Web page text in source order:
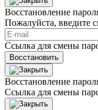
Восстановление
Пожалуйста, введите
Ссылка для смены
Восстановить
Восстановление
Ссылка для смены